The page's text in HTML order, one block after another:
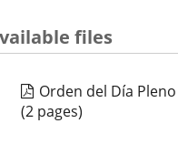
files
Orden del Día Pleno
(2 pages)